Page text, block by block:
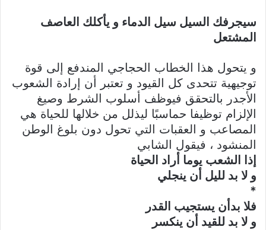
سيجرفك السيل سيل الدماء و يأكلك العاصف
المشتعل
و يتحول هذا الخطاب الحجاجي المندفع إلى قوة
توجيهية تتحدى كل القيود و تعتبر أن إرادة الشعوب
الأجدر بالتحقق فيوظف أسلوب الشرط وصيغ
الإلزام توظيفا حماسبًا ليذلل من خلالها للحياة هي
المصاعب و العقبات التي تحول دون بلوغ الوطن
المنشود ، فيقول الشابي
إذا الشعب يوما أراد الحياة
و لا بد لليل أن ينجلي
*
فلا بدأن يستجيب القدر
و لا بد للقيد أن ينكسر